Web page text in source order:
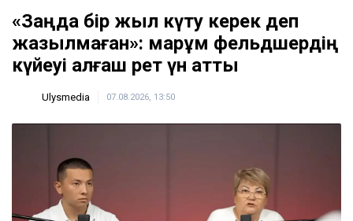
«Заңда бір жыл күту керек деп
жазылмаған»: марқұм фельдшердің
күйеуі алғаш рет үн қатты
Ulysmedia 07.08.2026, 13:50